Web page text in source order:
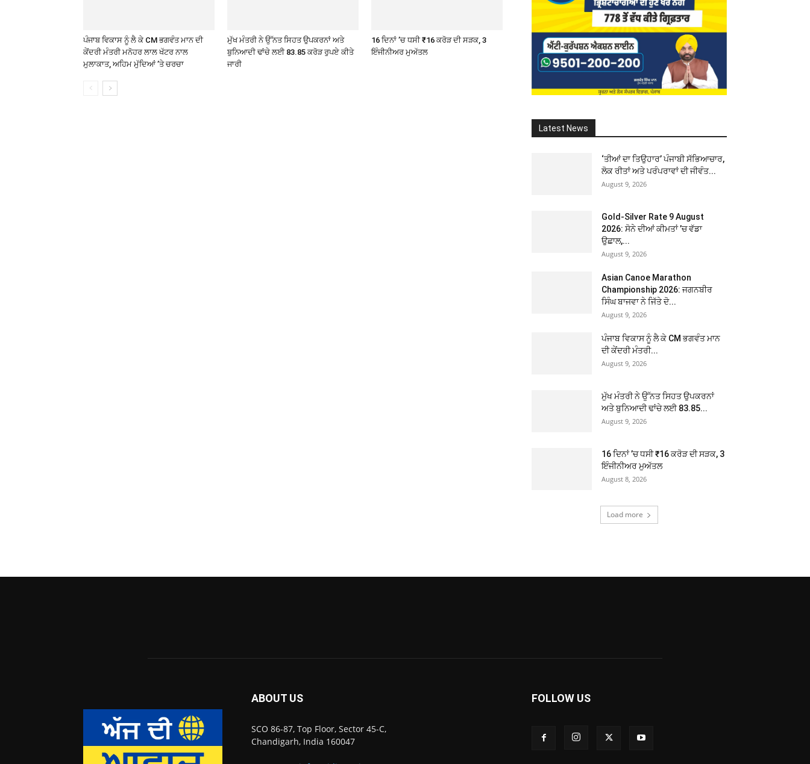
ਪੰਜਾਬ ਵਿਕਾਸ ਨੂੰ ਲੈ ਕੇ CM ਭਗਵੰਤ ਮਾਨ ਦੀ
ਕੇਂਦਰੀ ਮੰਤਰੀ ਮਨੋਹਰ ਲਾਲ ਖੱਟਰ ਨਾਲ
ਮੁਲਾਕਾਤ, ਅਹਿਮ ਮੁੱਦਿਆਂ ’ਤੇ ਚਰਚਾ
ਮੁੱਖ ਮੰਤਰੀ ਨੇ ਉੱਨਤ ਸਿਹਤ ਉਪਕਰਨਾਂ ਅਤੇ
ਬੁਨਿਆਦੀ ਢਾਂਚੇ ਲਈ 83.85 ਕਰੋੜ ਰੁਪਏ ਕੀਤੇ
ਜਾਰੀ
16 ਦਿਨਾਂ ’ਚ ਧਸੀ ₹16 ਕਰੋੜ ਦੀ ਸੜਕ, 3
ਇੰਜੀਨੀਅਰ ਮੁਅੱਤਲ
Latest News
‘ਤੀਆਂ ਦਾ ਤਿਉਹਾਰ’ ਪੰਜਾਬੀ ਸੱਭਿਆਚਾਰ,
ਲੋਕ ਰੀਤਾਂ ਅਤੇ ਪਰੰਪਰਾਵਾਂ ਦੀ ਜੀਵੰਤ...
August 9, 2026
Gold-Silver Rate 9 August
2026: ਸੋਨੇ ਦੀਆਂ ਕੀਮਤਾਂ ’ਚ ਵੱਡਾ
ਉਛਾਲ,...
August 9, 2026
Asian Canoe Marathon
Championship 2026: ਜਗਨਬੀਰ
ਸਿੰਘ ਬਾਜਵਾ ਨੇ ਜਿੱਤੇ ਦੋ...
August 9, 2026
ਪੰਜਾਬ ਵਿਕਾਸ ਨੂੰ ਲੈ ਕੇ CM ਭਗਵੰਤ ਮਾਨ
ਦੀ ਕੇਂਦਰੀ ਮੰਤਰੀ...
August 9, 2026
ਮੁੱਖ ਮੰਤਰੀ ਨੇ ਉੱਨਤ ਸਿਹਤ ਉਪਕਰਨਾਂ
ਅਤੇ ਬੁਨਿਆਦੀ ਢਾਂਚੇ ਲਈ 83.85...
August 9, 2026
16 ਦਿਨਾਂ ’ਚ ਧਸੀ ₹16 ਕਰੋੜ ਦੀ ਸੜਕ, 3
ਇੰਜੀਨੀਅਰ ਮੁਅੱਤਲ
August 8, 2026
Load more
ABOUT US
SCO 86-87, Top Floor, Sector 45-C,
Chandigarh, India 160047
FOLLOW US